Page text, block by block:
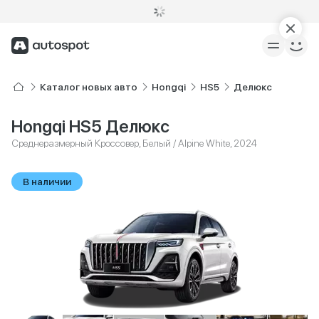
Каталог новых авто Hongqi HS5 Делюкс
Hongqi HS5 Делюкс
Среднеразмерный Кроссовер, Белый / Alpine White, 2024
В наличии